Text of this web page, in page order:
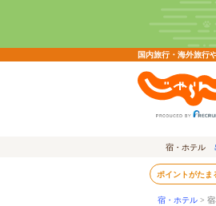
国内旅行・海外旅行
宿・ホテル
ポイントがたま
宿・ホテル >